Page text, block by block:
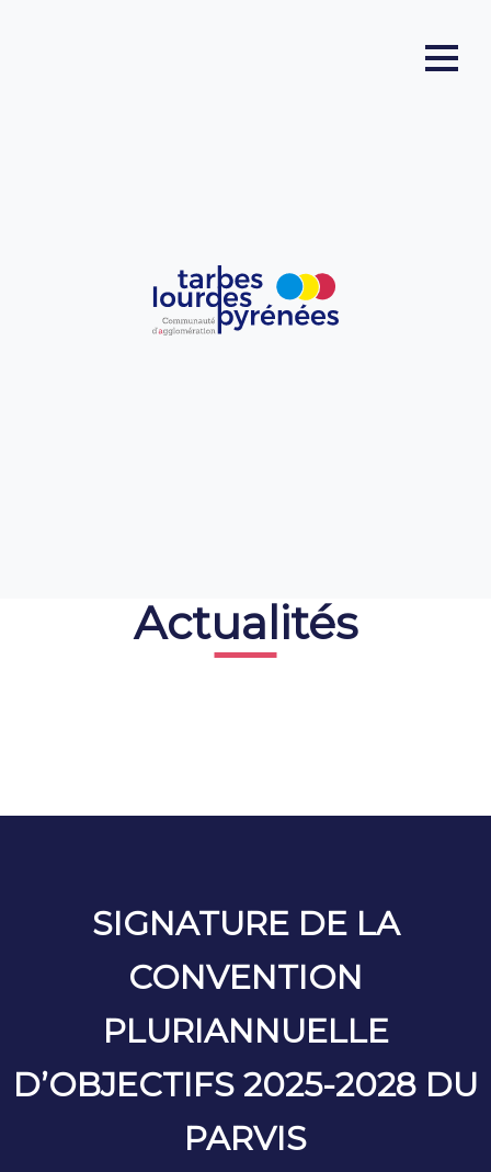
Actualités
SIGNATURE DE LA
CONVENTION
PLURIANNUELLE
D’OBJECTIFS 2025-2028 DU
PARVIS